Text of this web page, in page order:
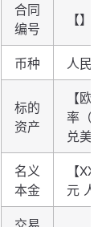
合同
编号
【】
币种 人民币
标的
资产
【欧
率（以
兑美元
名义
本金
【
元 人